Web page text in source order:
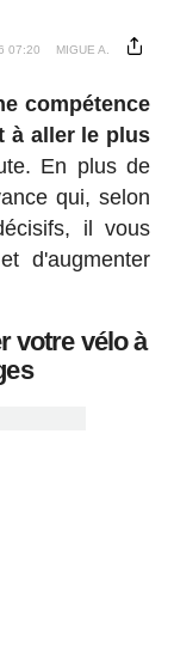
07:20 MIGUE A.
compétence
à aller le plus
En plus de
qui, selon
il vous
d'augmenter
votre vélo à